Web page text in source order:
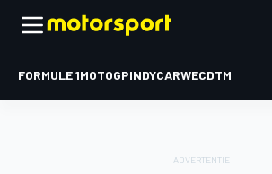
FORMULE 1MOTOGPINDYCARWECDTM